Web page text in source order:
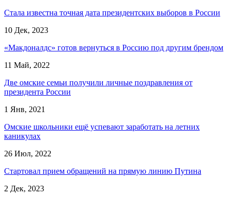
Стала известна точная дата президентских выборов в России
10 Дек, 2023
«Макдоналдс» готов вернуться в Россию под другим брендом
11 Май, 2022
Две омские семьи получили личные поздравления от
президента России
1 Янв, 2021
Омские школьники ещё успевают заработать на летних
каникулах
26 Июл, 2022
Стартовал прием обращений на прямую линию Путина
2 Дек, 2023